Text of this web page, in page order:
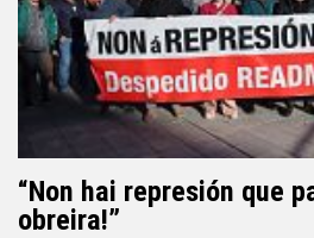
“Non hai represión que
obreira!”